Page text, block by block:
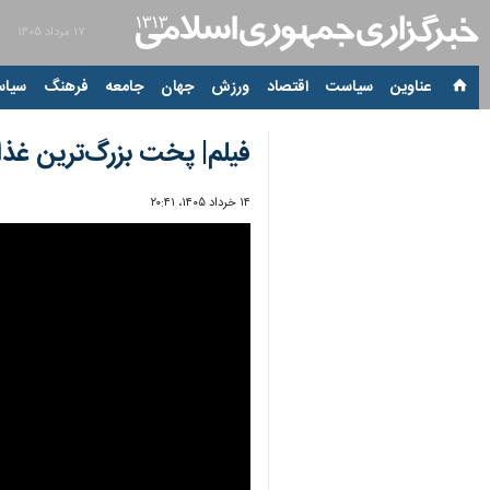
۱۷ مرداد ۱۴۰۵
عناوین‌ سیاست اقتصاد ورزش جهان جامعه فرهنگ
فیلم| پخت بزرگ‌ترین
۱۴ خرداد ۱۴۰۵، ۲۰:۴۱